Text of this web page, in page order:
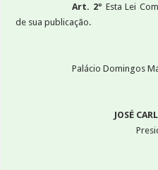
Art. 2º Esta Lei
de sua publicação.
Palácio Domingos
JOSÉ